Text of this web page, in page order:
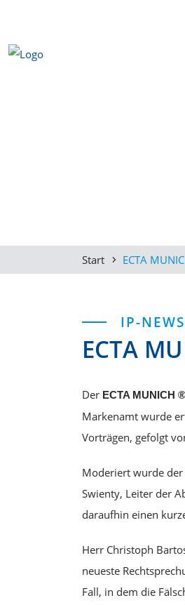
Start ECTA
IP-NEWS
ECTA
Der ECTA MUNICH
Markenamt wurde
Vorträgen, gefolgt
Moderiert wurde der
Swienty, Leiter der
daraufhin einen
Herr Christoph
neueste
Fall, in dem die